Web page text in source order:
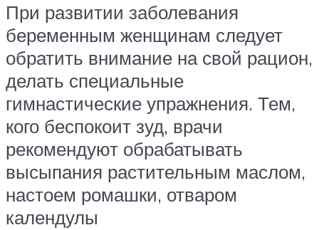
При развитии заболевания
беременным женщинам следует
обратить внимание на свой рацион,
делать специальные
гимнастические упражнения. Тем,
кого беспокоит зуд, врачи
рекомендуют обрабатывать
высыпания растительным маслом,
настоем ромашки, отваром
календулы